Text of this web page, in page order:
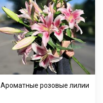
Ароматные розовые лилии